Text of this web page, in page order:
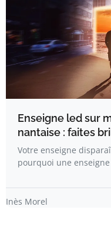
Enseigne led sur
nantaise : faites
Votre enseigne
pourquoi une enseigne
Inès Morel